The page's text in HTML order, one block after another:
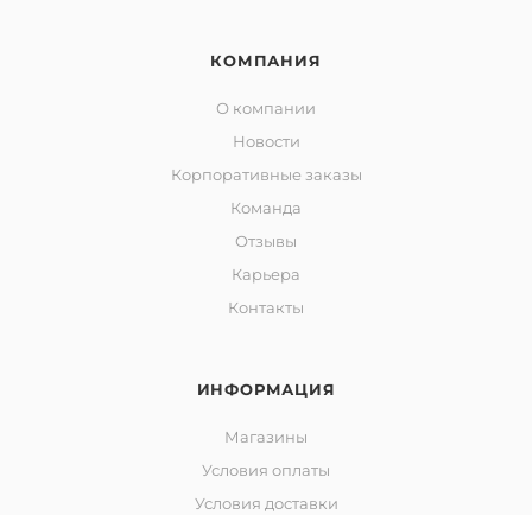
КОМПАНИЯ
О компании
Новости
Корпоративные заказы
Команда
Отзывы
Карьера
Контакты
ИНФОРМАЦИЯ
Магазины
Условия оплаты
Условия доставки